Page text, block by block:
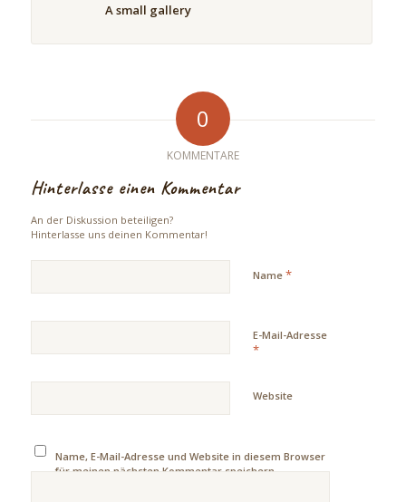
A small gallery
0
KOMMENTARE
Hinterlasse einen Kommentar
An der Diskussion beteiligen?
Hinterlasse uns deinen Kommentar!
Name *
E-Mail-Adresse
*
Website
Name, E-Mail-Adresse und Website in diesem Browser
für meinen nächsten Kommentar speichern.